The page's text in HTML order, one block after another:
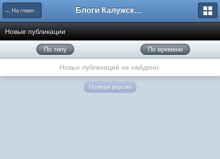
← На главную Блоги Калужского перекрестка
Новые публикации
По типу По времени
Новых публикаций не найдено.
Полная версия